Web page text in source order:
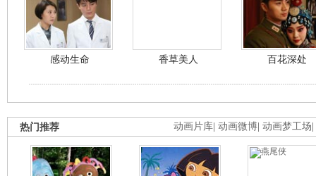
感动生命 香草美人 百花深处
动画片库 动画微博 动画梦工场
热门推荐